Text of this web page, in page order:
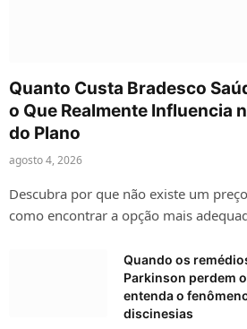
Quanto Custa Bradesco
o Que Realmente Influencia
do Plano
agosto 4, 2026
Descubra por que não existe um
como encontrar a opção mais
Quando os
Parkinson perdem
entenda o
discinesias